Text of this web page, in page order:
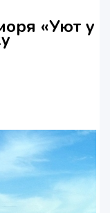
«Уют у